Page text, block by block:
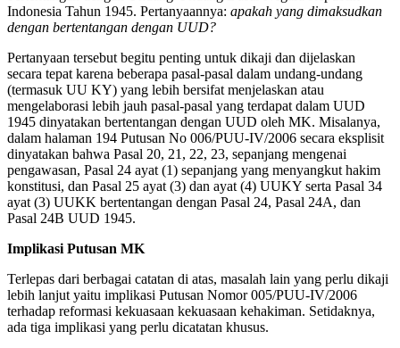
Indonesia Tahun 1945. Pertanyaannya: apakah yang dimaksudkan
dengan bertentangan dengan UUD?
Pertanyaan tersebut begitu penting untuk dikaji dan dijelaskan
secara tepat karena beberapa pasal-pasal dalam undang-undang
(termasuk UU KY) yang lebih bersifat menjelaskan atau
mengelaborasi lebih jauh pasal-pasal yang terdapat dalam UUD
1945 dinyatakan bertentangan dengan UUD oleh MK. Misalanya,
dalam halaman 194 Putusan No 006/PUU-IV/2006 secara eksplisit
dinyatakan bahwa Pasal 20, 21, 22, 23, sepanjang mengenai
pengawasan, Pasal 24 ayat (1) sepanjang yang menyangkut hakim
konstitusi, dan Pasal 25 ayat (3) dan ayat (4) UUKY serta Pasal 34
ayat (3) UUKK bertentangan dengan Pasal 24, Pasal 24A, dan
Pasal 24B UUD 1945.
Implikasi Putusan MK
Terlepas dari berbagai catatan di atas, masalah lain yang perlu dikaji
lebih lanjut yaitu implikasi Putusan Nomor 005/PUU-IV/2006
terhadap reformasi kekuasaan kekuasaan kehakiman. Setidaknya,
ada tiga implikasi yang perlu dicatatan khusus.